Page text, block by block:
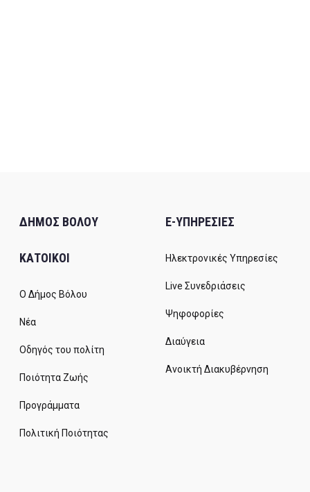
ΔΗΜΟΣ ΒΟΛΟΥ
ΚΑΤΟΙΚΟΙ
Ο Δήμος Βόλου
Νέα
Οδηγός του πολίτη
Ποιότητα Ζωής
Προγράμματα
Πολιτική Ποιότητας
E-ΥΠΗΡΕΣΙΕΣ
Ηλεκτρονικές Υπηρεσίες
Live Συνεδριάσεις
Ψηφοφορίες
Διαύγεια
Ανοικτή Διακυβέρνηση